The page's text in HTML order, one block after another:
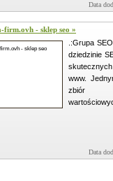
Data
firm.ovh - sklep seo »
.:Grupa
dziedzinie
www.
zbiór
Data